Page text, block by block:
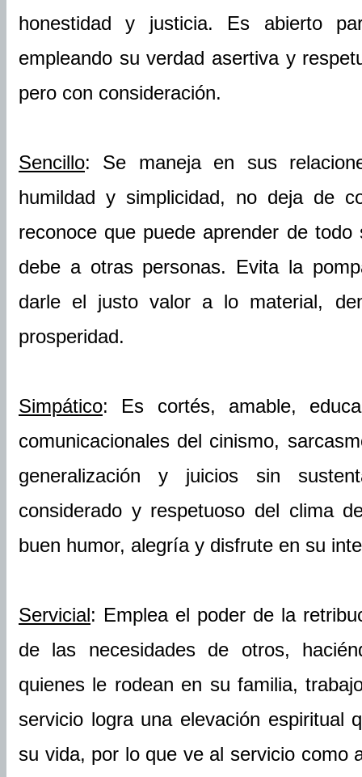
honestidad y justicia. Es abierto
empleando su verdad asertiva y
pero con consideración.
Sencillo: Se maneja en sus
humildad y simplicidad, no deja de
reconoce que puede aprender de
debe a otras personas. Evita la
darle el justo valor a lo material,
prosperidad.
Simpático: Es cortés, amable,
comunicacionales del cinismo,
generalización y juicios sin
considerado y respetuoso del clima
buen humor, alegría y disfrute en su
Servicial: Emplea el poder de la
de las necesidades de otros,
quienes le rodean en su familia,
servicio logra una elevación espiritual
su vida, por lo que ve al servicio como